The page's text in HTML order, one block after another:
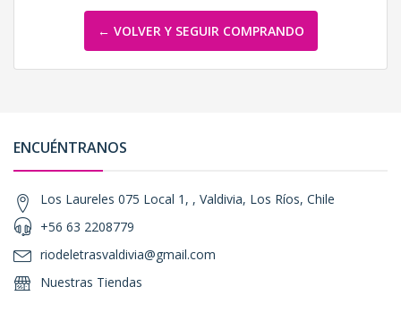
← VOLVER Y SEGUIR COMPRANDO
ENCUÉNTRANOS
Los Laureles 075 Local 1, , Valdivia, Los Ríos, Chile
+56 63 2208779
riodeletrasvaldivia@gmail.com
Nuestras Tiendas